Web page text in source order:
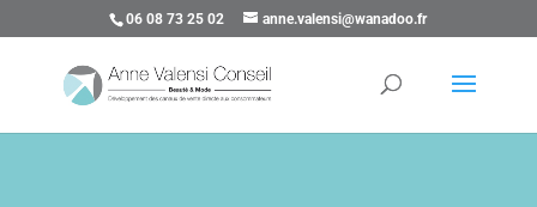
06 08 73 25 02 anne.valensi@wanadoo.fr